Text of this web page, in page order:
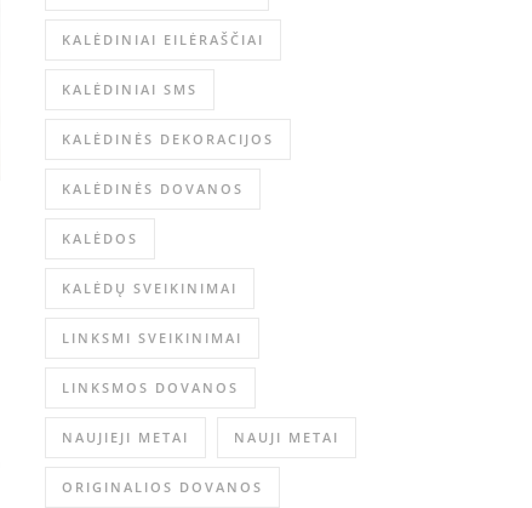
KALĖDINIAI EILĖRAŠČIAI
KALĖDINIAI SMS
KALĖDINĖS DEKORACIJOS
KALĖDINĖS DOVANOS
KALĖDOS
KALĖDŲ SVEIKINIMAI
LINKSMI SVEIKINIMAI
LINKSMOS DOVANOS
NAUJIEJI METAI NAUJI METAI
ORIGINALIOS DOVANOS